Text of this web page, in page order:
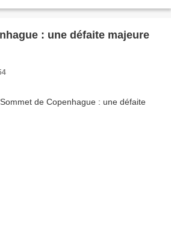
: une défaite majeure